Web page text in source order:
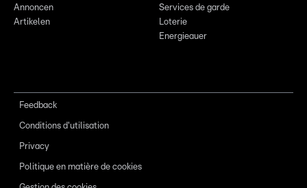
Annoncen
Artikelen
Services de garde
Loterie
Energieauer
Feedback
Conditions d'utilisation
Privacy
Politique en matière de cookies